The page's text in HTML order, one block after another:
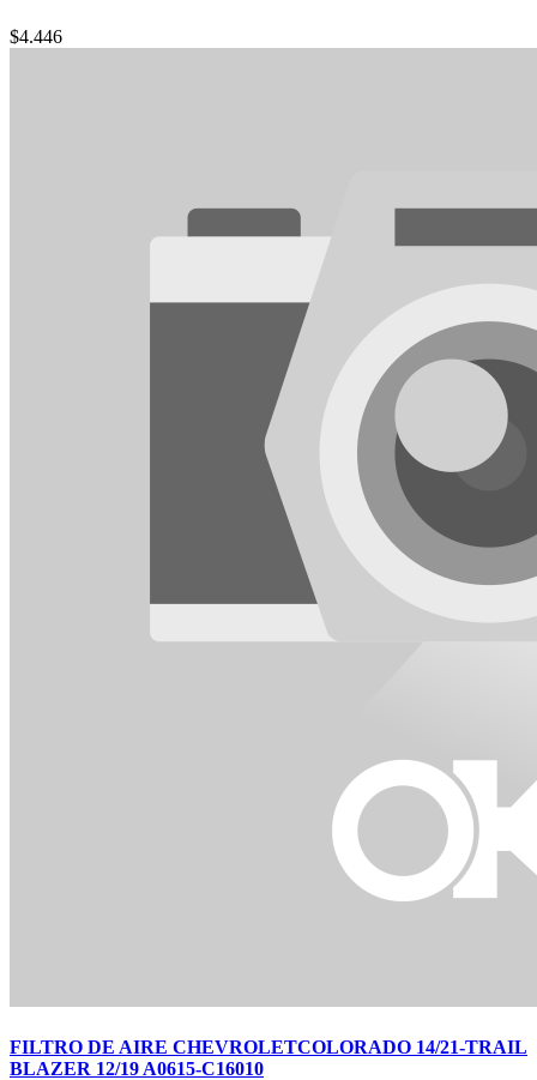
$4.446
FILTRO DE AIRE CHEVROLETCOLORADO 14/21-TRAIL
BLAZER 12/19 A0615-C16010